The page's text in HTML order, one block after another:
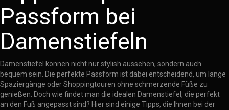
Passform bei
Damenstiefeln
Damenstiefel können nicht nur stylish aussehen, sondern auch
bequem sein. Die perfekte Passform ist dabei entscheidend, um lange
Spaziergänge oder Shoppingtouren ohne schmerzende Füße zu
genießen. Doch wie findet man die idealen Damenstiefel, die perfekt
an den Fuß angepasst sind? Hier sind einige Tipps, die Ihnen bei der